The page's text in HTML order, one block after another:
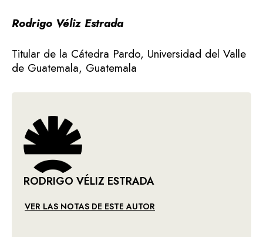
Rodrigo Véliz Estrada
Titular de la Cátedra Pardo, Universidad del Valle
de Guatemala, Guatemala
RODRIGO VÉLIZ ESTRADA
VER LAS NOTAS DE ESTE AUTOR